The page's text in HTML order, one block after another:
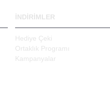
İNDIRIMLER
Hediye Çeki
Ortaklık Programı
Kampanyalar